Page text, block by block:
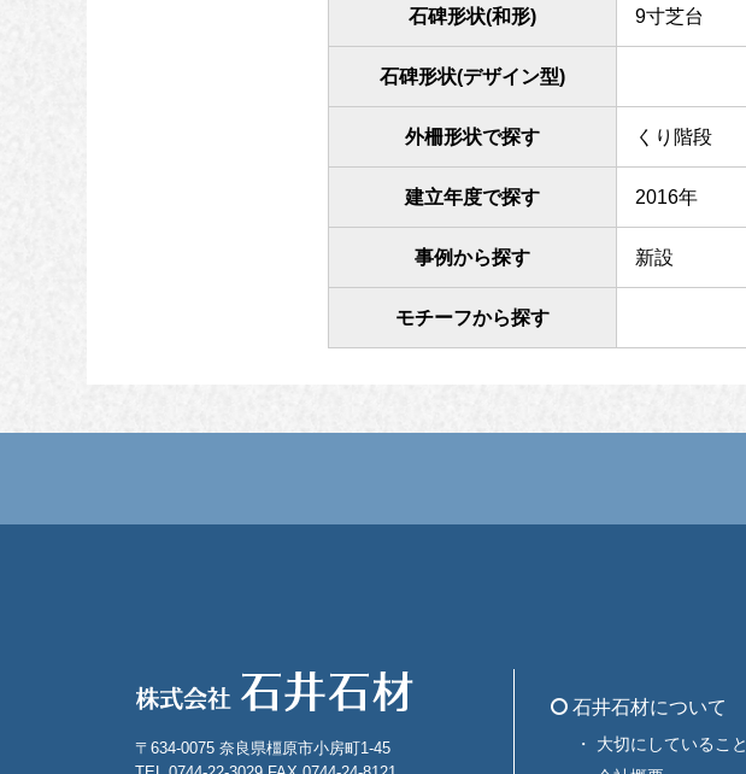
石碑形状(和形) 9寸芝台
石碑形状(デザイン型)
外柵形状で探す くり階段
建立年度で探す 2016年
事例から探す 新設
モチーフから探す
〒634-0075 奈良県橿原市小房町1-45
石井石材について
大切にしていること